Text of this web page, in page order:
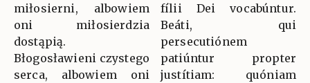
miłosierni, albowiem
oni miłosierdzia
dostąpią.
Błogosławieni czystego
serca, albowiem oni
fílii Dei vocabúntur.
Beáti, qui
persecutiónem
patiúntur propter
justítiam: quóniam